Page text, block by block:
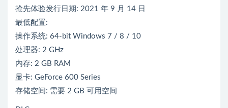
抢先体验发行日期: 2021 年 9 月 14 日
最低配置:
操作系统: 64-bit Windows 7 / 8 / 10
处理器: 2 GHz
内存: 2 GB RAM
显卡: GeForce 600 Series
存储空间: 需要 2 GB 可用空间